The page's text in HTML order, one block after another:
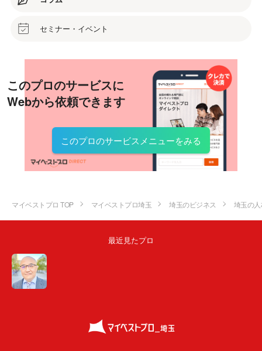
セミナー・イベント
このプロのサービスに
Webから依頼できます
このプロのサービスメニューをみる
マイベストプロ TOP マイベストプロ埼玉 埼玉のビジネス 埼玉の
最近見たプロ